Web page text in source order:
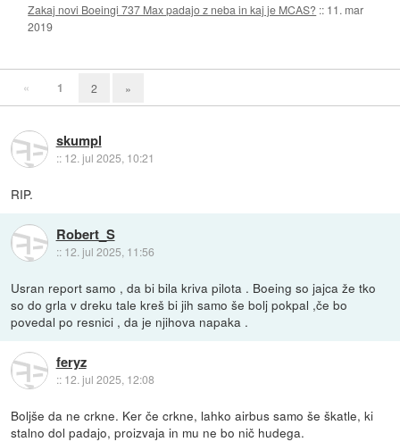
Zakaj novi Boeingi 737 Max padajo z neba in kaj je MCAS? :: 11. mar
2019
« 1 2 »
skumpl
:: 12. jul 2025, 10:21
RIP.
Robert_S
:: 12. jul 2025, 11:56
Usran report samo , da bi bila kriva pilota . Boeing so jajca že tko
so do grla v dreku tale kreš bi jih samo še bolj pokpal ,če bo
povedal po resnici , da je njihova napaka .
feryz
:: 12. jul 2025, 12:08
Boljše da ne crkne. Ker če crkne, lahko airbus samo še škatle, ki
stalno dol padajo, proizvaja in mu ne bo nič hudega.